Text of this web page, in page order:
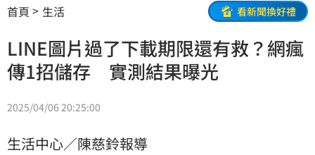
首頁 生活 看新聞換好禮
LINE圖片過了下載期限還有救？網瘋
傳1招儲存 實測結果曝光
2025/04/06 20:25:00
生活中心／陳慈鈴報導